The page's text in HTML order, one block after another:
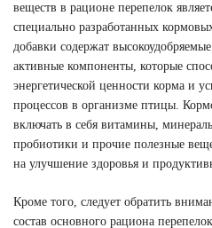
веществ в рационе перепелок
специально разработанных
добавки содержат
активные компоненты, которые
энергетической ценности корма и
процессов в организме птицы.
включать в себя витамины,
пробиотики и прочие полезные
на улучшение здоровья и
Кроме того, следует обратить
состав основного рациона